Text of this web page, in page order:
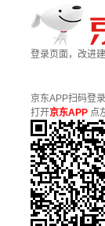
登录页面，改进
京东APP扫码登录
打开京东APP 点